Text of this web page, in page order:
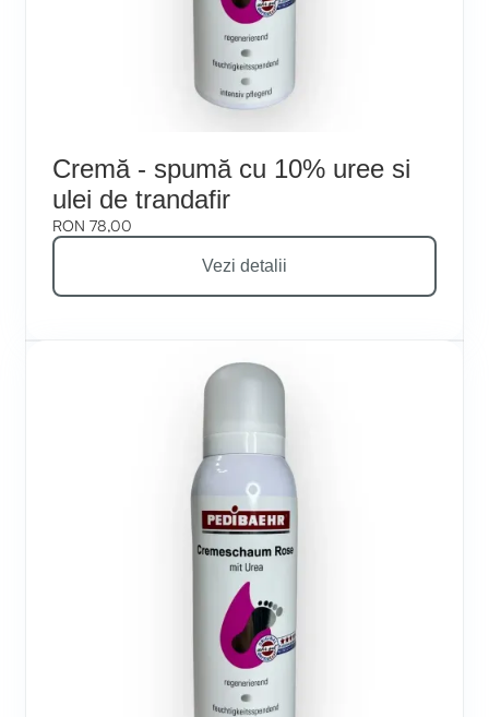
Cremă - spumă cu 10% uree si
ulei de trandafir
RON 78,00
Vezi detalii